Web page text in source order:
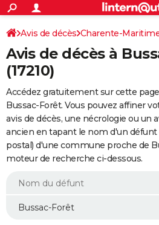
ACTUALITÉS
Politique
Société
Faits Divers
Education
Monde
Villes
+
SPORT
Coupe du monde 2026
Football
Tennis
Cyclisme
Rugby
Forum
FINANCE
Retraite
Impôts
Epargne
Immobilier
Risques naturels par ville
Banque
Assurance
Crédit
Essais
Réserver un essai
Citadines
Berlines
SUV
Forum auto
+
HIGH-TECH
Mobiles
Meilleur smartphone
Internet
Ordinateurs
Jeux vidéo
Guide high-tech
+BRICOLAGE
Forum
Aménagement intérieur
Extérieur
Cuisine
Salle de bains
Jardinage
Rangement
WEEK-END
Guides de France
Escapades
Patrimoine
Expositions
Musées
Week-end nature
LIFESTYLE
S'inscrire
Connexion
Avis de décès Charente-
Avis de décès à
(17210)
Accédez gratuitement sur cette
Bussac-Forêt. Vous pouvez affiner
avis de décès, une nécrologie ou un
ancien en tapant le nom d'un défunt
postal) d'une commune proche de
moteur de recherche ci-dessous.